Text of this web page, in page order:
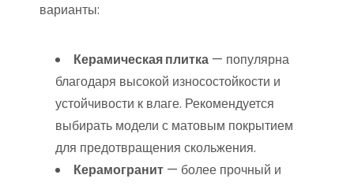
варианты:
Керамическая плитка — популярна
благодаря высокой износостойкости и
устойчивости к влаге. Рекомендуется
выбирать модели с матовым покрытием
для предотвращения скольжения.
Керамогранит — более прочный и